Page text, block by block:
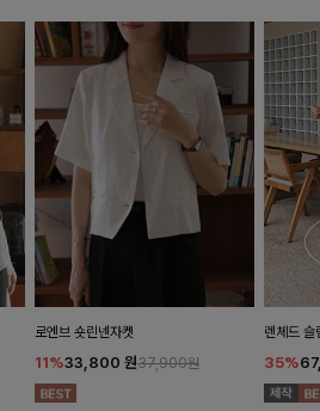
로엔브 숏린넨자켓
11%33,800 원37,900원
렌체드
35%